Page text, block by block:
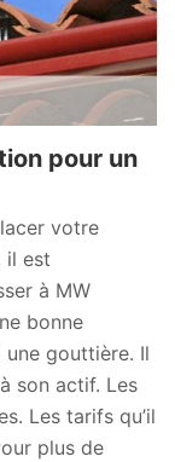
pour un
votre
il est
à MW
bonne
gouttière. Il
son actif. Les
Les tarifs qu’il
plus de